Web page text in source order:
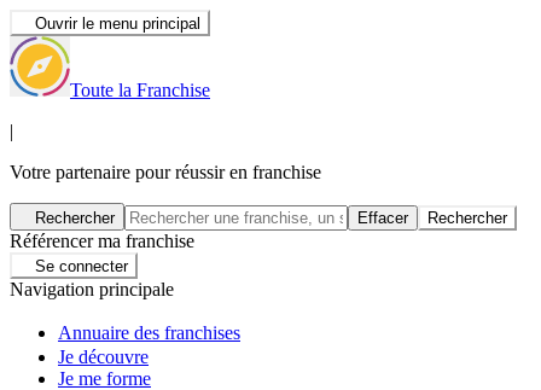
Ouvrir le menu principal
Toute la Franchise
|
Votre partenaire pour réussir en franchise
Rechercher Effacer Rechercher
Référencer ma franchise
Se connecter
Navigation principale
Annuaire des franchises
Je découvre
Je me forme